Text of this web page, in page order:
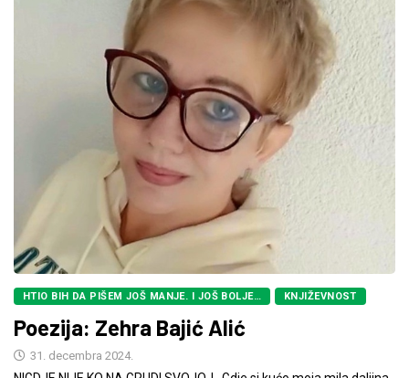
HTIO BIH DA PIŠEM JOŠ MANJE. I JOŠ BOLJE… KNJIŽEVNOST
Poezija: Zehra Bajić Alić
31. decembra 2024.